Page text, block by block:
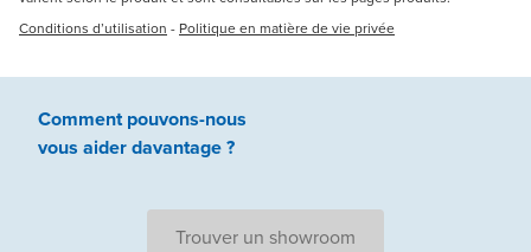
Conditions d’utilisation - Politique en matière de vie privée
Comment pouvons-nous
vous aiderdavantage ?
Trouver un showroom